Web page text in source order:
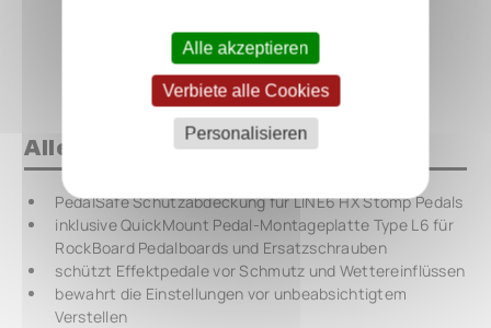
Alle akzeptieren
Verbiete alle Cookies
Personalisieren
Alles auf einen Blick
PedalSafe Schutzabdeckung für LINE6 HX Stomp Pedals
inklusive QuickMount Pedal-Montageplatte Type L6 für
RockBoard Pedalboards und Ersatzschrauben
schützt Effektpedale vor Schmutz und Wettereinflüssen
bewahrt die Einstellungen vor unbeabsichtigtem
Verstellen